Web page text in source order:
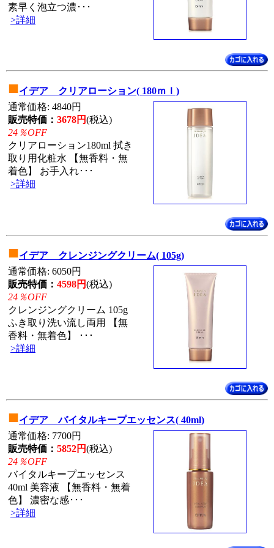
素早く泡立つ濃･･･
>詳細
■イデア クリアローション( 180ｍｌ)
通常価格: 4840円
販売特価： 3678円(税込)
24％OFF
クリアローション180ml 拭き
取り用化粧水 【無香料・無
着色】 お手入れ･･･
>詳細
■イデア クレンジングクリーム( 105g)
通常価格: 6050円
販売特価： 4598円(税込)
24％OFF
クレンジングクリーム 105g
ふき取り洗い流し両用 【無
香料・無着色】 ･･･
>詳細
■イデア バイタルキープエッセンス( 40ml)
通常価格: 7700円
販売特価： 5852円(税込)
24％OFF
バイタルキープエッセンス
40ml 美容液 【無香料・無着
色】 濃密な感･･･
>詳細